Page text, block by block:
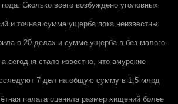
Сколько всего возбуждено уголовных
и точная сумма ущерба пока неизвестны.
о 20 делах и сумме ущерба в без малого
сегодня стало известно, что амурские
7 дел на общую сумму в 1,5 млрд
палата оценила размер хищений более